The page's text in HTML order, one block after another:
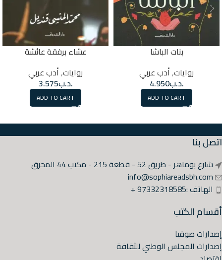
بنات الباشا
روايات,أدب عربي
.د.ب4.950
ADD TO CART
عشاء برفقة عائشة
روايات,أدب عربي
.د.ب3.575
ADD TO CART
اتصل بنا
شارع بوماهر - طريق 52 - قطعة 215 - مكتب 44 المحرق
info@sophiareadsbh.com
الهاتف :97332318585 +
أقسام الكتب
إصدارات صوفيا
إصدارات المجلس الوطني للثقافة